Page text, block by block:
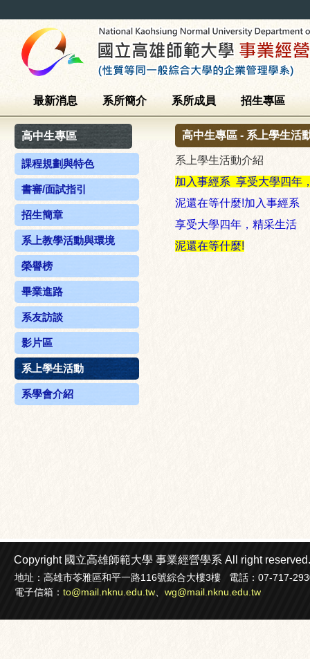
最新消息 系所簡介 系所成員 招生專區
高中生專區
課程規劃與特色
書審/面試指引
招生簡章
系上教學活動與環境
榮譽榜
畢業進路
系友訪談
影片區
系上學生活動
系學會介紹
高中生專區 - 系上學生活
系上學生活動介紹
加入事經系 享受大學四年
泥還在等什麼!加入事經系
享受大學四年，精采生活
泥還在等什麼!
Copyright 國立高雄師範大學 事業經營學系 All right
地址：高雄市苓雅區和平一路116號綜合大樓3樓 電話：07-717-
電子信箱： to@mail.nknu.edu.tw wg@mail.nknu.edu.tw